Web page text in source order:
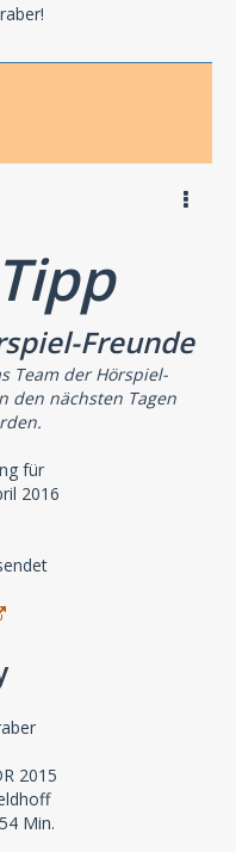
Freunde
Team der Hörspiel-
den nächsten Tagen
für
2016
2015
Min.